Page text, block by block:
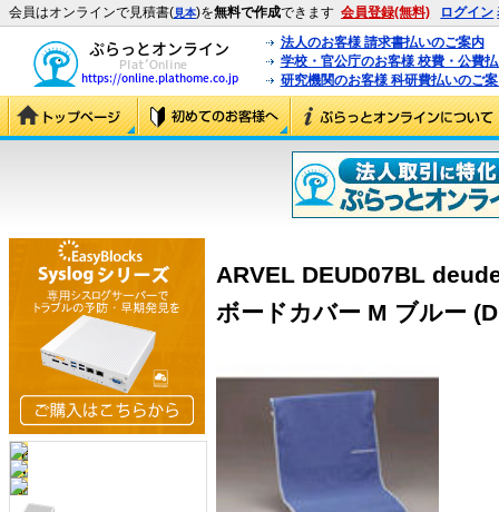
会員はオンラインで見積書(見本)を無料で作成できます 会員登録(無料) ログイン
法人のお客様 請求書払いのご案内
学校・官公庁のお客様 校費・公費
研究機関のお客様 科研費払いのご
ARVEL DEUD07BL
ボードカバー M ブルー